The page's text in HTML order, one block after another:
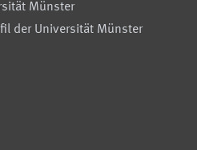
Münster
der Universität Münster